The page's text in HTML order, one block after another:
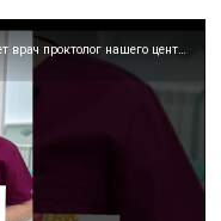
Как лучше удалять геморрой? На вопрос отвечает врач проктолог нашего центра Александр Николаевич.